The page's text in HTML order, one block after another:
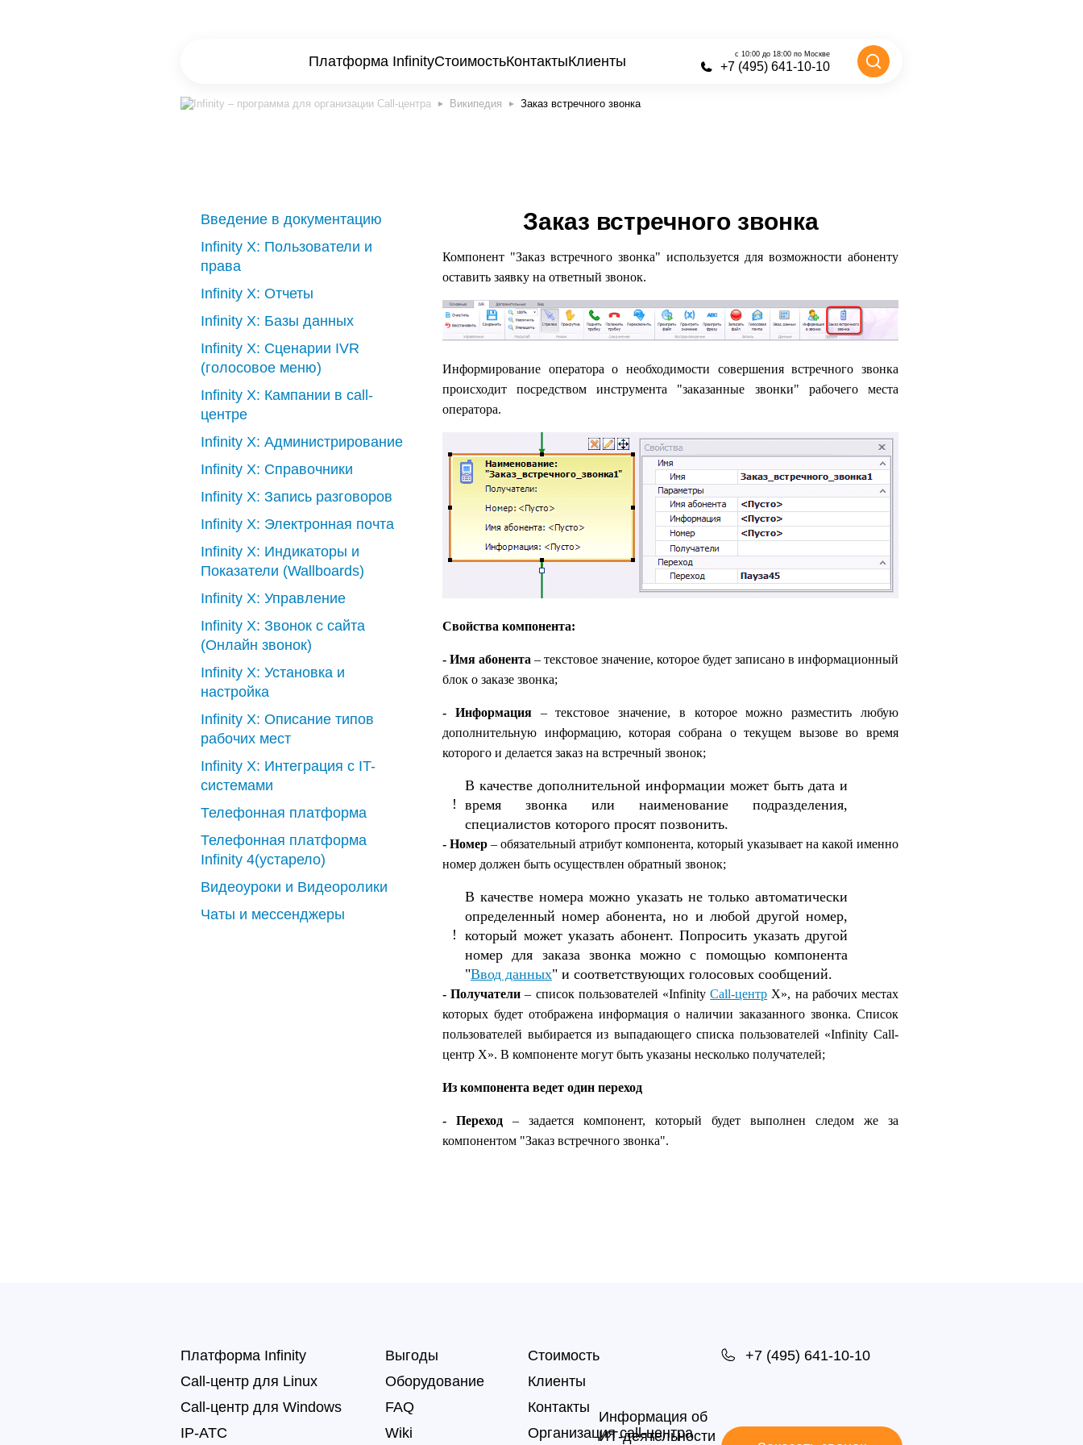
Платформа InfinityСтоимостьКонтактыКлиенты с 10:00 до 18:00 по Москве
+7 (495) 641-10-10
Википедия Заказ встречного звонка
Введение в документацию
Infinity X: Пользователи и
права
Infinity X: Отчеты
Infinity X: Базы данных
Infinity X: Сценарии IVR
(голосовое меню)
Infinity X: Кампании в call-
центре
Infinity X: Администрирование
Infinity X: Справочники
Infinity X: Запись разговоров
Infinity X: Электронная почта
Infinity X: Индикаторы и
Показатели (Wallboards)
Infinity X: Управление
Infinity X: Звонок с сайта
(Онлайн звонок)
Infinity X: Установка и
настройка
Infinity X: Описание типов
рабочих мест
Infinity X: Интеграция с IT-
системами
Телефонная платформа
Телефонная платформа
Infinity 4(устарело)
Видеоуроки и Видеоролики
Чаты и мессенджеры
Заказ встречного звонка
Компонент "Заказ встречного звонка" используется для возможности абоненту
оставить заявку на ответный звонок.
Информирование оператора о необходимости совершения встречного звонка
происходит посредством инструмента "заказанные звонки" рабочего места
оператора.
Свойства компонента:
- Имя абонента – текстовое значение, которое будет записано в информационный
блок о заказе звонка;
- Информация– текстовое значение, в которое можно разместить любую
дополнительную информацию, которая собрана о текущем вызове во время
которого и делается заказ на встречный звонок;
!
В качестве дополнительной информации может быть дата и
время звонка или наименование подразделения,
специалистов которого просят позвонить.
- Номер – обязательный атрибут компонента, который указывает на какой именно
номер должен быть осуществлен обратный звонок;
!
В качестве номера можно указать не только автоматически
определенный номер абонента, но и любой другой номер,
который может указать абонент. Попросить указать другой
номер для заказа звонка можно с помощью компонента
"Ввод данных" и соответствующих голосовых сообщений.
- Получатели – список пользователей «InfinityCall-центр X», на рабочих местах
которых будет отображена информация о наличии заказанного звонка. Список
пользователей выбирается из выпадающего списка пользователей «Infinity Call-
центр X». В компоненте могут быть указаны несколько получателей;
Из компонента ведет один переход
- Переход – задается компонент, который будет выполнен следом же за
компонентом "Заказ встречного звонка".
Платформа Infinity
Call-центр для Linux
Call-центр для Windows
IP-АТС
Выгоды
Оборудование
FAQ
Wiki
Стоимость
Клиенты
Контакты
Организация call-центра
+7 (495) 641-10-10
Информация об
ИТ-деятельности